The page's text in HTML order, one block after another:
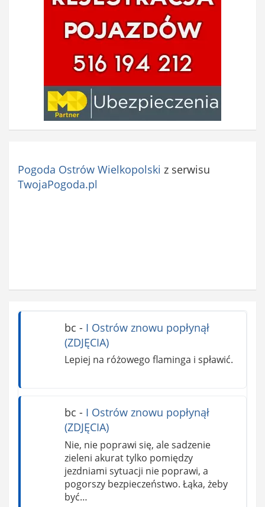
Pogoda Ostrów Wielkopolski z serwisu
TwojaPogoda.pl
bc - I Ostrów znowu popłynął
(ZDJĘCIA)
Lepiej na różowego flaminga i spławić.
bc - I Ostrów znowu popłynął
(ZDJĘCIA)
Nie, nie poprawi się, ale sadzenie
zieleni akurat tylko pomiędzy
jezdniami sytuacji nie poprawi, a
pogorszy bezpieczeństwo. Łąka, żeby
być…